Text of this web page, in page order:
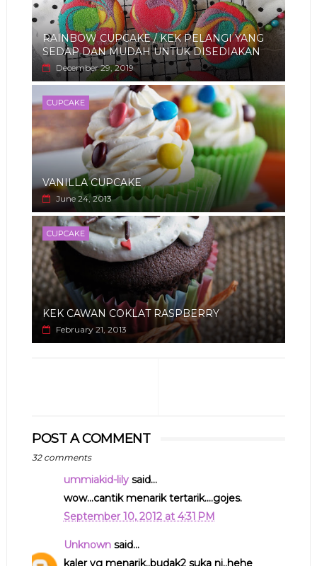
RAINBOW CUPCAKE / KEK PELANGI YANG
SEDAP DAN MUDAH UNTUK DISEDIAKAN
December 29, 2019
CUPCAKE
VANILLA CUPCAKE
June 24, 2013
CUPCAKE
KEK CAWAN COKLAT RASPBERRY
February 21, 2013
POST A COMMENT
32 comments
ummiakid-lilysaid...
wow...cantik menarik tertarik....gojes.
September 10, 2012 at 4:31 PM
Unknownsaid...
kaler yg menarik..budak2 suka ni..hehe